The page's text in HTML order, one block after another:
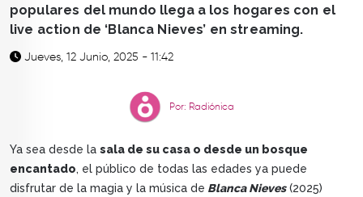
populares del mundo llega a los hogares con el
live action de ‘Blanca Nieves’ en streaming.
Jueves, 12 Junio, 2025 - 11:42
Por: Radiónica
Ya sea desde la sala de su casa o desde un bosque
encantado, el público de todas las edades ya puede
disfrutar de la magia y la música de Blanca Nieves(2025)